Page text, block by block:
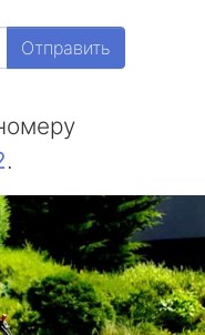
Отправить
.